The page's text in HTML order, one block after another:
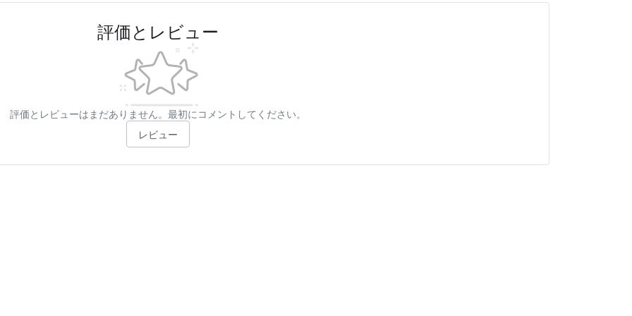
評価とレビュー
評価とレビューはまだありません。最初にコメントしてください。
レビュー